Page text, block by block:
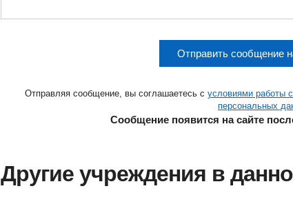
Отправить сообщение
Отправляя сообщение, вы соглашаетесь с условиями работы
персональных
Сообщение появится на сайте
Другие учреждения в